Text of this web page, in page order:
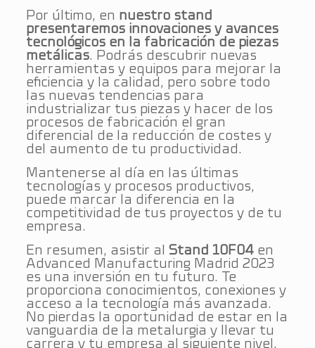
Por último, en nuestro stand
presentaremos innovaciones y avances
tecnológicos en la fabricación de piezas
metálicas. Podrás descubrir nuevas
herramientas y equipos para mejorar la
eficiencia y la calidad, pero sobre todo
las nuevas tendencias para
industrializar tus piezas y hacer de los
procesos de fabricación el gran
diferencial de la reducción de costes y
del aumento de tu productividad.
Mantenerse al día en las últimas
tecnologías y procesos productivos,
puede marcar la diferencia en la
competitividad de tus proyectos y de tu
empresa.
En resumen, asistir al Stand 10F04en
Advanced Manufacturing Madrid 2023
es una inversión en tu futuro. Te
proporciona conocimientos, conexiones y
acceso a la tecnología más avanzada.
No pierdas la oportunidad de estar en la
vanguardia de la metalurgia y llevar tu
carrera y tu empresa al siguiente nivel.